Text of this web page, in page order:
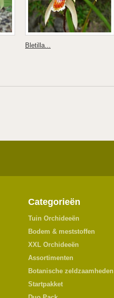
Bletilla...
Categorieën
Tuin Orchideeën
Bodem & meststoffen
XXL Orchideeën
Assortimenten
Botanische zeldzaamheden
Startpakket